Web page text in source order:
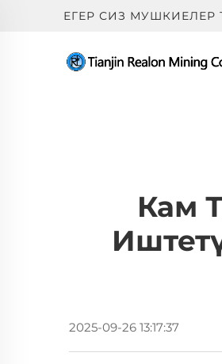
ЕГЕР СИЗ МУШКИЕЛЕР
Кам
2025-09-26 13:17:37